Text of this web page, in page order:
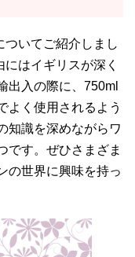
いてご紹介しまし
はイギリスが深く
出入の際に、750ml
よく使用されるよう
知識を深めながらワ
です。ぜひさまざま
の世界に興味を持っ